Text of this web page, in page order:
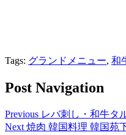
Tags: グランドメニュー, 和
Post Navigation
Previous レバ刺し・和牛タ
Next 焼肉 韓国料理 韓国苑